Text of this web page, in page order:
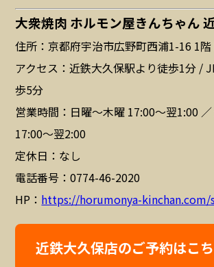
大衆焼肉 ホルモン屋きんちゃん
住所：京都府宇治市広野町西浦1-16 1
アクセス：近鉄大久保駅より徒歩1分 /
歩5分
営業時間：日曜〜木曜 17:00〜翌1:00
17:00〜翌2:00
定休日：なし
電話番号：0774-46-2020
HP： https://horumonya-
近鉄大久保店のご予約はこ